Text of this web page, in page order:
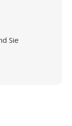
Sie